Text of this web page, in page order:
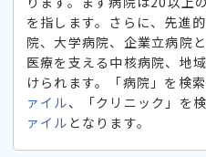
を指します。さらに、先進
院、大学病院、企業立病院
医療を支える中核病院、地
けられます。「病院」を検
ァイル、「クリニック」を
ァイル となります。